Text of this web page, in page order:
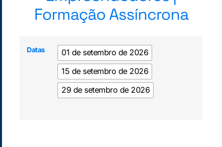
Formação Assíncrona
Datas
01 de setembro de 2026
15 de setembro de 2026
29 de setembro de 2026